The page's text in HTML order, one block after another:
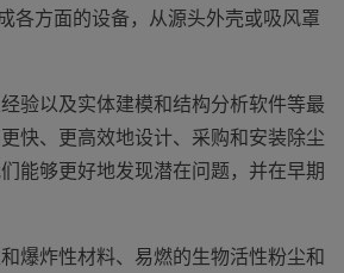
各方面的设备，从源头外壳或吸风罩
验以及实体建模和结构分析软件等最
快、更高效地设计、采购和安装除尘
能够更好地发现潜在问题，并在早期
爆炸性材料、易燃的生物活性粉尘和